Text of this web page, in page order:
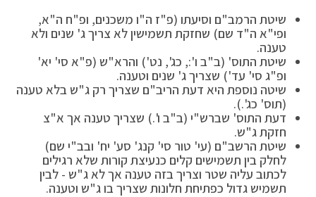
שיטת הרמב"ם וסיעתו (פ"ז ה"ו משכנים, ופ"ח ה"א,
ופי"א ה"ד שם) שחזקת תשמישין לא צריך ג' שנים ולא
טענה.
שיטת התוס' (ב"ב ו':, כג', נט') והרא"ש (פ"א סי' יא'
ופ"ג סי' עד') שצריך ג' שנים וטענה.
שיטה נוספת היא דעת הריב"ם שצריך רק ג"ש בלא טענה
(תוס' כג'.).
דעת התוס' שברש"י (ב"ב ו'.) שצריך טענה אך א"צ
חזקת ג"ש.
שיטת הרשב"ם (עי' טור סי' קנג' סע' יח' ובב"י שם)
לחלק בין תשמישים קלים כנעיצת קורות שלא רגילים
לכתוב עליה שטר וצריך בזה טענה אך לא ג"ש - לבין
תשמיש גדול כפתיחת חלונות שצריך בו ג"ש וטענה.